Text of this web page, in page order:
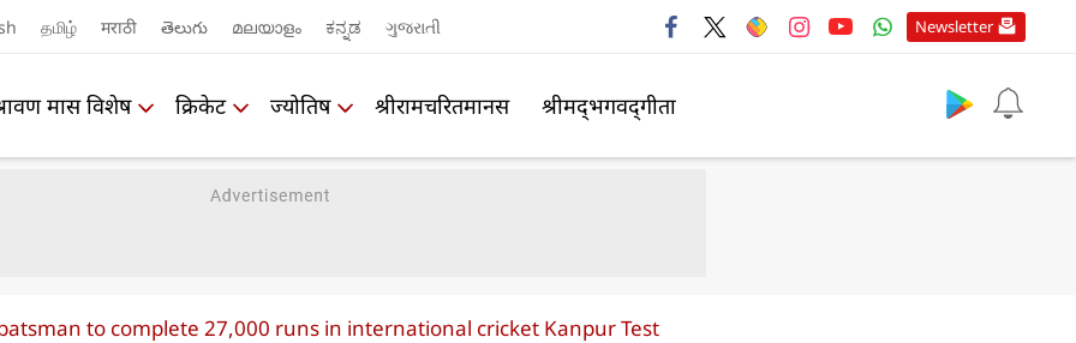
தமிழ் मराठी తెలుగు മലയാളം ಕನ್ನಡ ગુજરાતી Newsletter
मास विशेष क्रिकेट ज्योतिष श्रीरामचरितमानस श्रीमद्‍भगवद्‍गीता
to complete 27,000 runs in international cricket Kanpur Test